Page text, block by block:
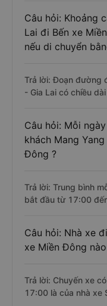
Câu hỏi: Khoảng
Lai đi Bến xe
nếu di chuyển
Trả lời: Đoạn đường
- Gia Lai có chiều
Câu hỏi: Mỗi
khách Mang
Đông ?
Trả lời: Trung bình
bắt đầu từ 17:00
Câu hỏi: Nhà xe
xe Miền Đông
Trả lời: Chuyến xe
17:00 là của nhà xe